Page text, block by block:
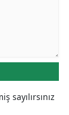
sayılırsınız